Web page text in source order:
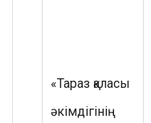
«Тараз қаласы
әкімдігінің